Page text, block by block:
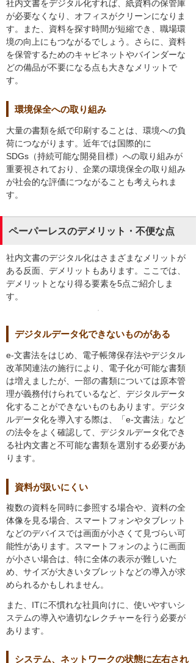
社内文書をデジタル化すれば、紙資料の保管庫
が必要なくなり、オフィスがクリーンになりま
す。また、資料を探す時間が短縮でき、職場環
境の向上にもつながるでしょう。さらに、資料
を保管するためのキャビネットやバインダーな
どの備品が不要になる点も大きなメリットで
す。
環境保全への取り組み
大量の書類を紙で印刷することは、環境への負
荷につながります。近年では国際的に
SDGs（持続可能な開発目標）への取り組みが
重要視されており、企業の環境保全の取り組み
が社会的な評価につながることも考えられま
す。
ペーパーレスのデメリット・不便な点
社内文書のデジタル化はさまざまなメリットが
ある反面、デメリットもあります。ここでは、
デメリットとなり得る要素を5点ご紹介しま
す。
デジタルデータ化できないものがある
e-文書法をはじめ、電子帳簿保存法やデジタル
改革関連法の施行により、電子化が可能な書類
は増えましたが、一部の書類については原本管
理が義務付けられているなど、デジタルデータ
化することができないものもあります。デジタ
ルデータ化を導入する際は、「e-文書法」など
の法令をよく確認して、デジタルデータ化でき
る社内文書と不可能な書類を選別する必要があ
ります。
資料が扱いにくい
複数の資料を同時に参照する場合や、資料の全
体像を見る場合、スマートフォンやタブレット
などのデバイスでは画面が小さくて見づらい可
能性があります。スマートフォンのように画面
が小さい場合は、特に全体の表示が難しいた
め、サイズが大きいタブレットなどの導入が求
められるかもしれません。
また、ITに不慣れな社員向けに、使いやすいシ
ステムの導入や適切なレクチャーを行う必要が
あります。
システム、ネットワークの状態に左右され